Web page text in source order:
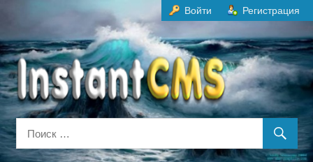
содержанию
Войти Регистрация